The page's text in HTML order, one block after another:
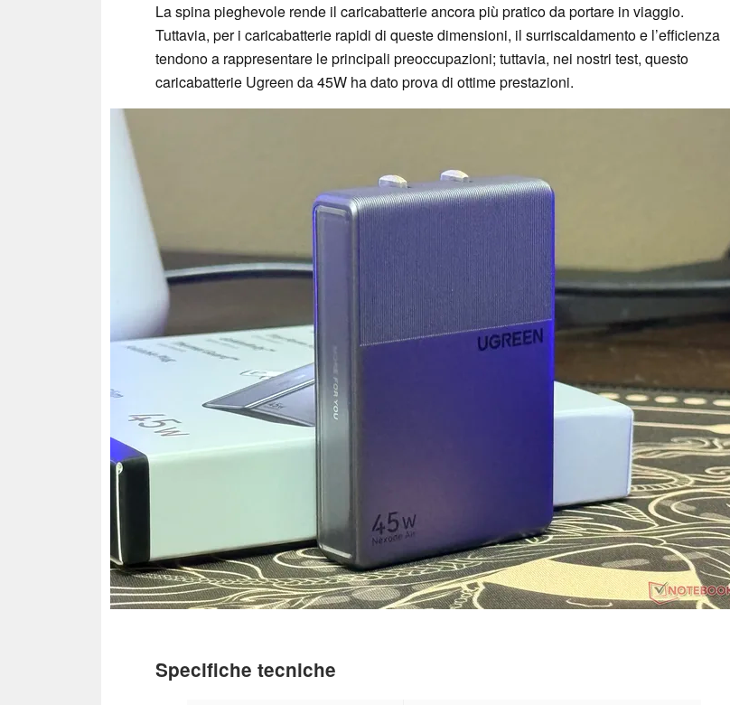
La spina pieghevole rende il caricabatterie ancora più pratico da portare in viaggio.
Tuttavia, per i caricabatterie rapidi di queste dimensioni, il surriscaldamento e l’efficienza
tendono a rappresentare le principali preoccupazioni; tuttavia, nei nostri test, questo
caricabatterie Ugreen da 45W ha dato prova di ottime prestazioni.
Specifiche tecniche